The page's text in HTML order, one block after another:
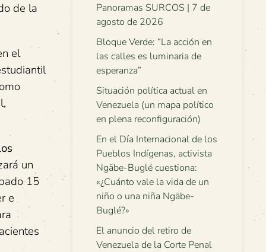
de la
el
un
15
e
Panoramas SURCOS | 7 de
agosto de 2026
Bloque Verde: “La acción en
las calles es luminaria de
esperanza”
Situación política actual en
Venezuela (un mapa político
en plena reconfiguración)
En el Día Internacional de los
Pueblos Indígenas, activista
Ngäbe-Buglé cuestiona:
«¿Cuánto vale la vida de un
niño o una niña Ngäbe-
Buglé?»
El anuncio del retiro de
Venezuela de la Corte Penal